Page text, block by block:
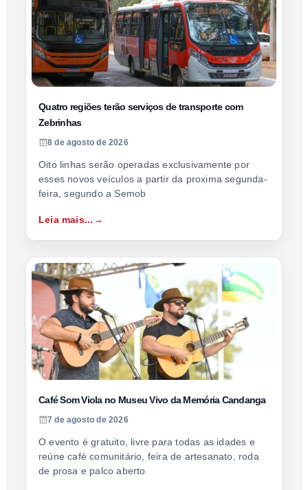
Quatro regiões terão serviços de transporte com
Zebrinhas
8 de agosto de 2026
Oito linhas serão operadas exclusivamente por
esses novos veículos a partir da proxima segunda-
feira, segundo a Semob
Leia mais...
Café Som Viola no Museu Vivo da Memória Candanga
7 de agosto de 2026
O evento é gratuito, livre para todas as idades e
reúne café comunitário, feira de artesanato, roda
de prosa e palco aberto